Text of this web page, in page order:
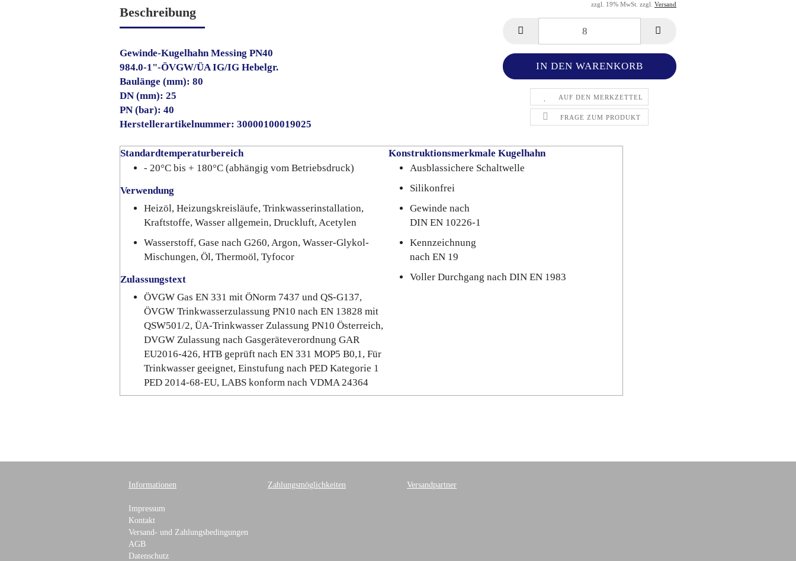
zzgl. 19% MwSt. zzgl. Versand
AUF DEN MERKZETTEL
FRAGE ZUM PRODUKT
Beschreibung
Gewinde-Kugelhahn Messing PN40
984.0-1"-ÖVGW/ÜA IG/IG Hebelgr.
Baulänge (mm): 80
DN (mm): 25
PN (bar): 40
Herstellerartikelnummer: 30000100019025
Standardtemperaturbereich
Konstruktionsmerkmale Kugelhahn
- 20°C bis + 180°C (abhängig vom Betriebsdruck)
Ausblassichere Schaltwelle
Verwendung
Silikonfrei
Heizöl, Heizungskreisläufe, Trinkwasserinstallation,
Kraftstoffe, Wasser allgemein, Druckluft, Acetylen
Gewinde nach
DIN EN 10226-1
Wasserstoff, Gase nach G260, Argon, Wasser-Glykol-
Mischungen, Öl, Thermoöl, Tyfocor
Kennzeichnung
nach EN 19
Zulassungstext
Voller Durchgang nach DIN EN 1983
ÖVGW Gas EN 331 mit ÖNorm 7437 und QS-G137,
ÖVGW Trinkwasserzulassung PN10 nach EN 13828 mit
QSW501/2, ÜA-Trinkwasser Zulassung PN10 Österreich,
DVGW Zulassung nach Gasgeräteverordnung GAR
EU2016-426, HTB geprüft nach EN 331 MOP5 B0,1, Für
Trinkwasser geeignet, Einstufung nach PED Kategorie 1
PED 2014-68-EU, LABS konform nach VDMA 24364
Informationen
Impressum
Kontakt
Versand- und Zahlungsbedingungen
AGB
Datenschutz
Zahlungsmöglichkeiten Versandpartner